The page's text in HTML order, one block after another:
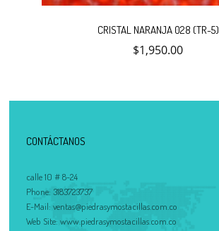
CRISTAL NARANJA 028 (TR-5)
$1,950.00
CONTÁCTANOS
calle 10 # 8-24
Phone: 3183723737
E-Mail: ventas@piedrasymostacillas.com.co
Web Site: www.piedrasymostacillas.com.co